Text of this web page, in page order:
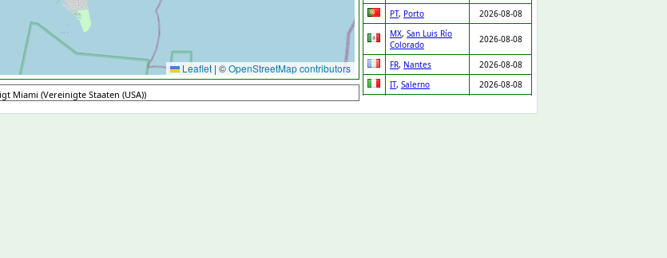
Leaflet | ©OpenStreetMap contributors
PT, Porto
2026-08-08
MX, San Luis Río
Colorado
2026-08-08
FR, Nantes
2026-08-08
IT, Salerno
2026-08-08
Miami (Vereinigte Staaten (USA))